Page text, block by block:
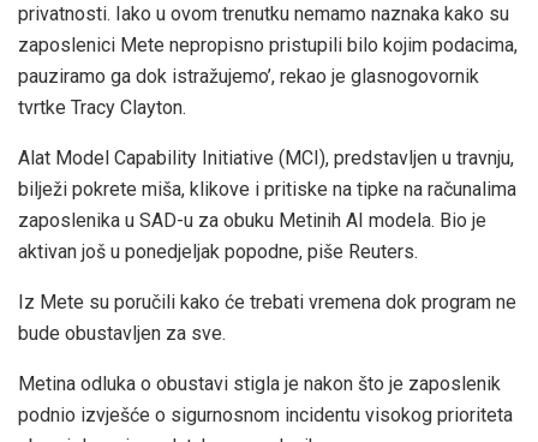
privatnosti. Iako u ovom trenutku nemamo naznaka kako su
zaposlenici Mete nepropisno pristupili bilo kojim podacima,
pauziramo ga dok istražujemo’, rekao je glasnogovornik
tvrtke Tracy Clayton.
Alat Model Capability Initiative (MCI), predstavljen u travnju,
bilježi pokrete miša, klikove i pritiske na tipke na računalima
zaposlenika u SAD-u za obuku Metinih AI modela. Bio je
aktivan još u ponedjeljak popodne, piše Reuters.
Iz Mete su poručili kako će trebati vremena dok program ne
bude obustavljen za sve.
Metina odluka o obustavi stigla je nakon što je zaposlenik
podnio izvješće o sigurnosnom incidentu visokog prioriteta